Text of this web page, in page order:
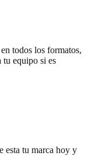
todos los formatos,
tu equipo si es
esta tu marca hoy y